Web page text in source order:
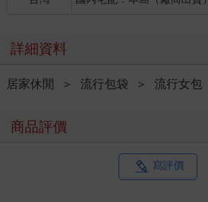
詳細資料
居家休閒 ＞ 流行包袋 ＞ 流行女包
商品評價
寫評價